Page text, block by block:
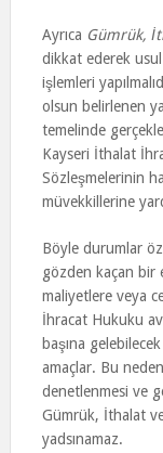
Ayrıca Gümrük,
dikkat ederek
işlemleri
olsun belirlenen
temelinde
Kayseri İthalat
Sözleşmelerinin
müvekkillerine
Böyle durumlar
gözden kaçan bir
maliyetlere veya
İhracat Hukuku
başına
amaçlar. Bu
denetlenmesi ve
Gümrük, İthalat
yadsınamaz.